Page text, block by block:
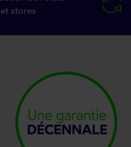
stores